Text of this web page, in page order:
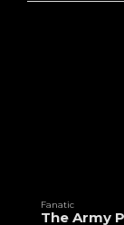
Fanatic
The Army